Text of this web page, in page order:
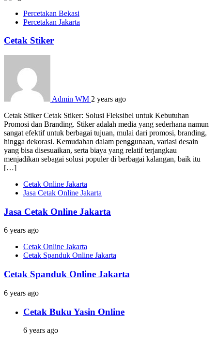
Percetakan Bekasi
Percetakan Jakarta
Cetak Stiker
Admin WM 2 years ago
Cetak Stiker Cetak Stiker: Solusi Fleksibel untuk Kebutuhan
Promosi dan Branding. Stiker adalah media yang sederhana namun
sangat efektif untuk berbagai tujuan, mulai dari promosi, branding,
hingga dekorasi. Kemudahan dalam penggunaan, variasi desain
yang bisa disesuaikan, serta biaya yang relatif terjangkau
menjadikan sebagai solusi populer di berbagai kalangan, baik itu
[…]
Cetak Online Jakarta
Jasa Cetak Online Jakarta
Jasa Cetak Online Jakarta
6 years ago
Cetak Online Jakarta
Cetak Spanduk Online Jakarta
Cetak Spanduk Online Jakarta
6 years ago
Cetak Buku Yasin Online
6 years ago